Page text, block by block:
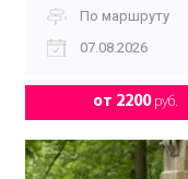
По маршруту
07.08.2026
от 2200руб.